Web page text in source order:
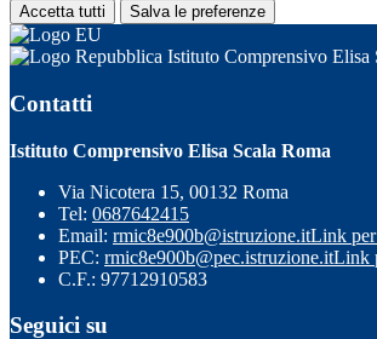
Accetta tutti Salva le preferenze
Istituto Comprensivo Elisa
Contatti
Istituto Comprensivo Elisa Scala Roma
Via Nicotera 15, 00132 Roma
Tel: 0687642415
Email: rmic8e900b@istruzione.itLink
PEC: rmic8e900b@pec.istruzione.itLink
C.F.: 97712910583
Seguici su